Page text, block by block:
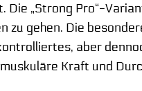
„Strong Pro“-
gehen. Die
aber
Kraft und